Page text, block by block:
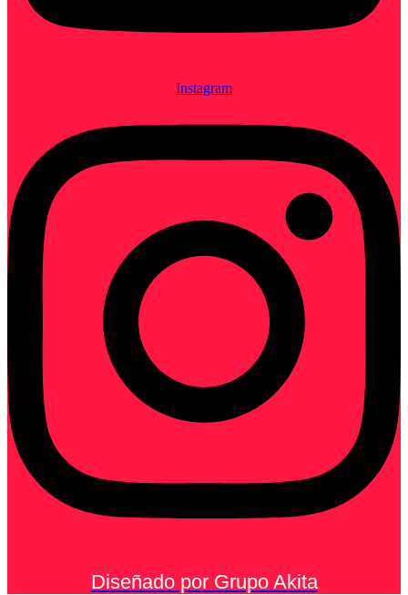
Instagram
Diseñado por Grupo Akita